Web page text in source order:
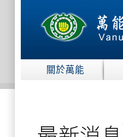
關於萬能